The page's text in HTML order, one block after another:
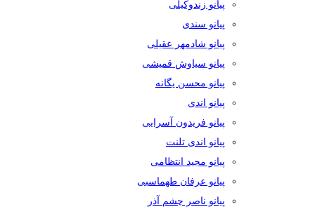
پیانو زندوکیلی
پیانو سندی
پیانو شادمهر عقیلی
پیانو سیاوش قمیشی
پیانو محسن یگانه
پیانو اندی
پیانو فریدون آسرایی
پیانو اندی تلنت
پیانو مجید انتظامی
پیانو عرفان طهماسبی
پیانو ناصر چشم آذر